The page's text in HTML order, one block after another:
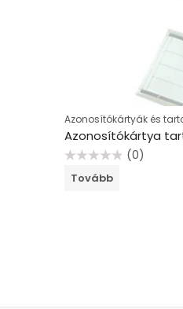
Azonosítókártyák és
(0)
Tovább